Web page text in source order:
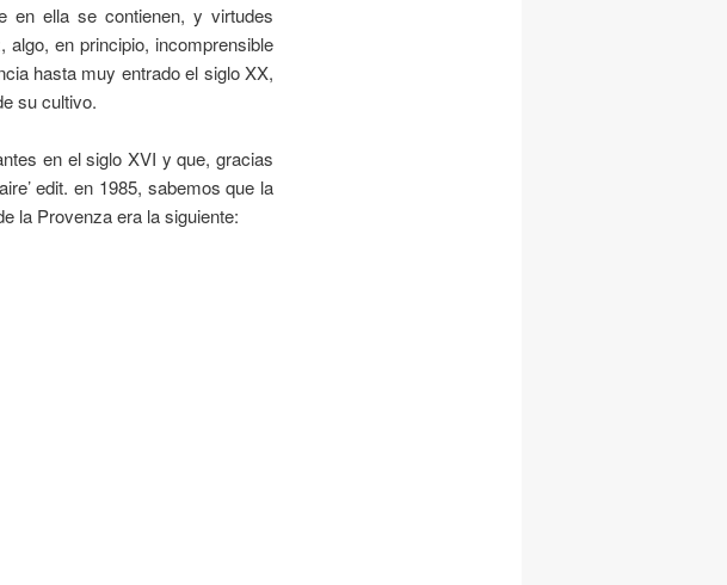
en ella se contienen, y virtudes
algo, en principio, incomprensible
hasta muy entrado el siglo XX,
su cultivo.
en el siglo XVI y que, gracias
edit. en 1985, sabemos que la
la Provenza era la siguiente: